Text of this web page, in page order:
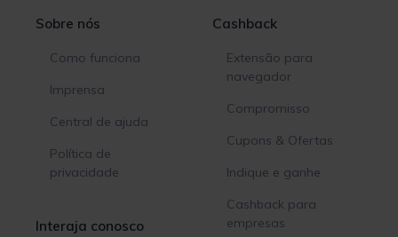
Sobre nós
Como funciona
Imprensa
Central de ajuda
Política de
privacidade
Interaja conosco
Cashback
Extensão para
navegador
Compromisso
Cupons & Ofertas
Indique e ganhe
Cashback para
empresas